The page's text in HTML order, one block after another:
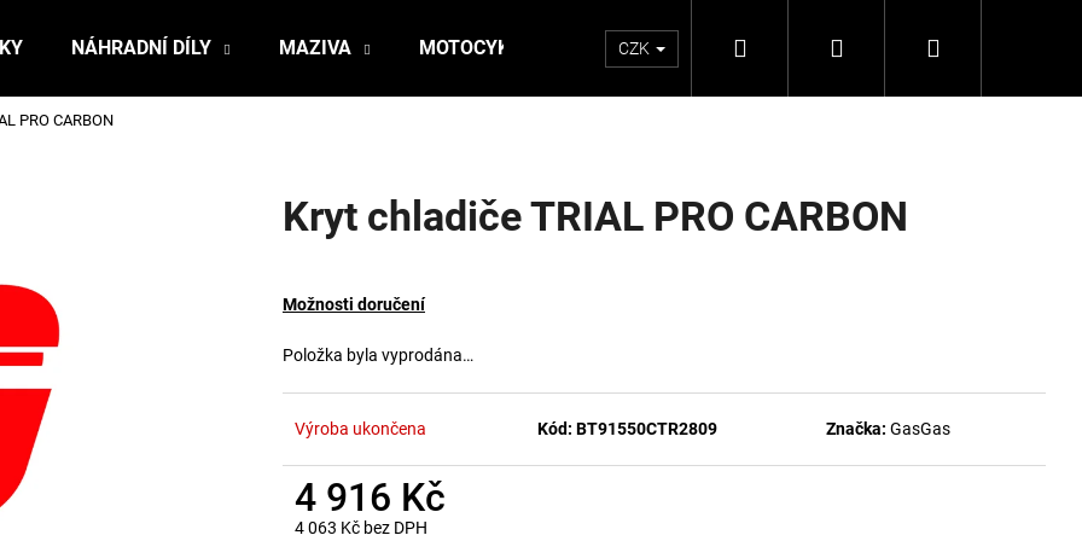
NÁHRADNÍ DÍLY MAZIVA MOTOCYKLY CZK Hledat PřihlášeníNákupní
PRO CARBON
Kryt chladiče TRIAL PRO CARBON
Možnosti doručení
Položka byla vyprodána…
Výroba ukončena Kód: BT91550CTR2809 Značka: GasGas
4 916 Kč
4 063 Kč bez DPH
Co potřebujete najít?
HLEDAT